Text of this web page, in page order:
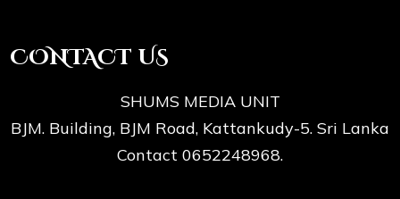
CONTACT US
SHUMS MEDIA UNIT
BJM. Building, BJM Road, Kattankudy-5. Sri Lanka
Contact 0652248968.